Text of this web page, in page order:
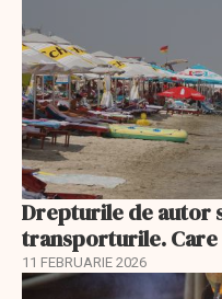
Drepturile de autor
transporturile.
11 FEBRUARIE 2026